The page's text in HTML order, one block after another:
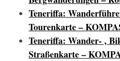
Teneriffa:
Tourenkarte –
Teneriffa: Wander- ,
Straßenkarte –